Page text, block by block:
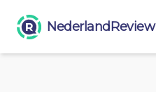
NederlandReview